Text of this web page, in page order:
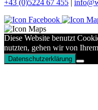
+43 (0)5224 67 455 |
Diese Website benutzt
nutzten, gehen wir von
Datenschutzerklärung